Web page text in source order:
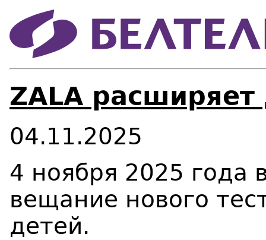
ZALA расширяет
04.11.2025
4 ноября 2025 года
вещание нового
детей.